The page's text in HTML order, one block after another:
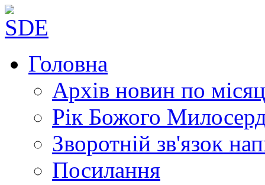
Головна
Архів новин по
Рік Божого
Зворотній зв'язок
Посилання